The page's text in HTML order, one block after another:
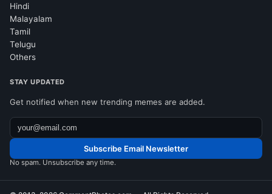
Hindi
Malayalam
Tamil
Telugu
Others
STAY UPDATED
Get notified when new trending memes are added.
Subscribe Email Newsletter
No spam. Unsubscribe any time.